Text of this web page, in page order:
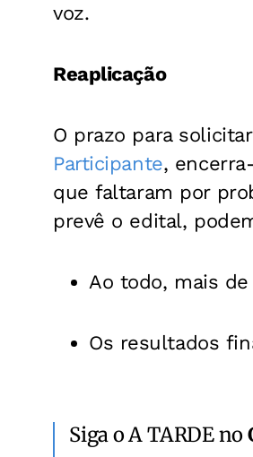
voz.
Reaplicação
O prazo para
Participante,
que faltaram por
prevê o edital,
Ao todo, mais
Os resultados
Siga o A TARDE no